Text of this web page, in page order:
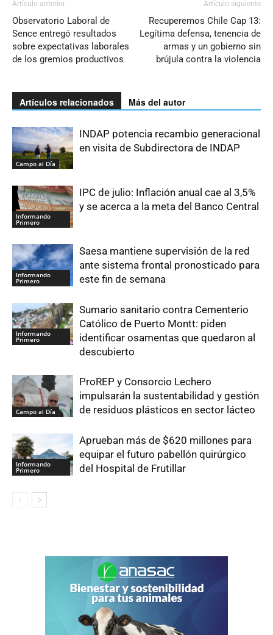
Artículo anterior
Observatorio Laboral de
Sence entregó resultados
sobre expectativas laborales
de los gremios productivos
Artículo siguiente
Recuperemos Chile Cap 13:
Legítima defensa, tenencia de
armas y un gobierno sin
brújula contra la violencia
Artículos relacionados Más del autor
Campo al Día
INDAP potencia recambio generacional
en visita de Subdirectora de INDAP
Informando
Primero
IPC de julio: Inflación anual cae al 3,5%
y se acerca a la meta del Banco Central
Informando
Primero
Saesa mantiene supervisión de la red
ante sistema frontal pronosticado para
este fin de semana
Informando
Primero
Sumario sanitario contra Cementerio
Católico de Puerto Montt: piden
identificar osamentas que quedaron al
descubierto
Campo al Día
ProREP y Consorcio Lechero
impulsarán la sustentabilidad y gestión
de residuos plásticos en sector lácteo
Informando
Primero
Aprueban más de $620 millones para
equipar el futuro pabellón quirúrgico
del Hospital de Frutillar